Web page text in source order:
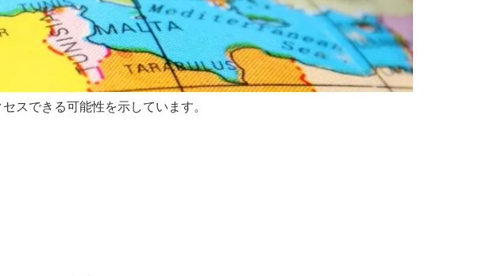
スできる可能性を示しています。